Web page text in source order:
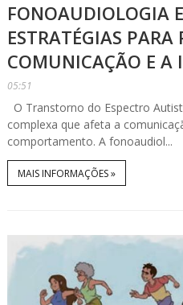
FONOAUDIOLOGIA
ESTRATÉGIAS
COMUNICAÇÃO E A
05:51
O Transtorno do Espectro
complexa que afeta a
comportamento. A fonoaudiol...
MAIS INFORMAÇÕES »